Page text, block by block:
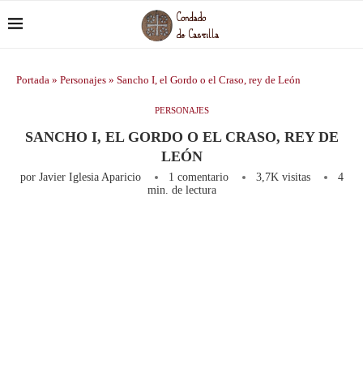
Portada » Personajes » Sancho I, el Gordo o el Craso, rey de León
PERSONAJES
SANCHO I, EL GORDO O EL CRASO, REY DE
LEÓN
por Javier Iglesia Aparicio 1 comentario 3,7Kvisitas
4
min. de lectura